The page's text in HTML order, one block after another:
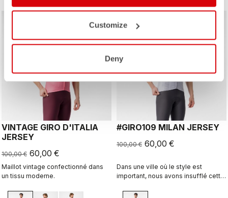
Customize
Deny
VINTAGE GIRO D'ITALIA
JERSEY
100,00 € 60,00 €
Maillot vintage confectionné dans
un tissu moderne.
40% OFF
#GIRO109 MILAN JERSEY
100,00 € 60,00 €
Dans une ville où le style est
important, nous avons insufflé cette